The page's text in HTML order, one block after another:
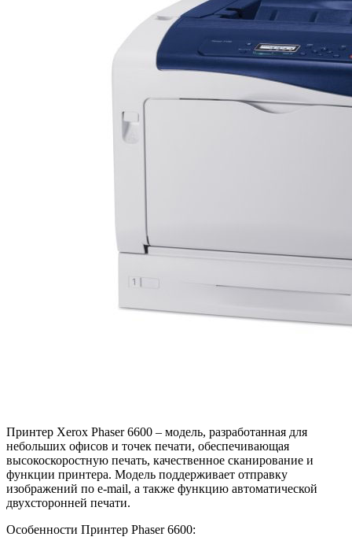
Принтер Xerox Phaser 6600 – модель, разработанная для
небольших офисов и точек печати, обеспечивающая
высокоскоростную печать, качественное сканирование и
функции принтера. Модель поддерживает отправку
изображений по e-mail, а также функцию автоматической
двухсторонней печати.
Особенности Принтер Phaser 6600: